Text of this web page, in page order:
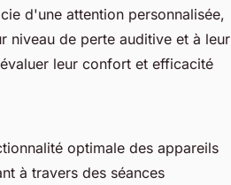
d'une attention personnalisée,
niveau de perte auditive et à leur
leur confort et efficacité
optimale des appareils
à travers des séances